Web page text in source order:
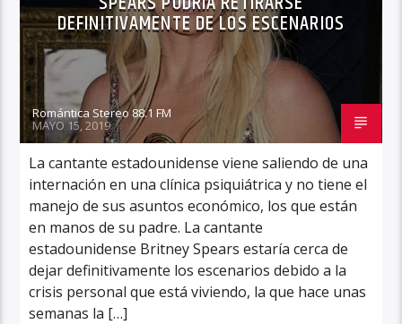
DEFINITIVAMENTE DE LOS ESCENARIOS
Romántica Stereo 88.1 FM
MAYO 15, 2019
La cantante estadounidense viene saliendo de una
internación en una clínica psiquiátrica y no tiene el
manejo de sus asuntos económico, los que están
en manos de su padre. La cantante
estadounidense Britney Spears estaría cerca de
dejar definitivamente los escenarios debido a la
crisis personal que está viviendo, la que hace unas
semanas la […]